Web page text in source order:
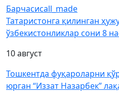
Барчасиcall_made
Татаристонга қилинган
ўзбекистонликлар сони 8
10 август
Тошкентда фуқароларни
юрган “Иззат Назарбек”